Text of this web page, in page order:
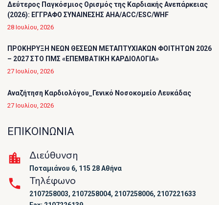
Δεύτερος Παγκόσμιος Ορισμός της Καρδιακής Ανεπάρκειας
(2026): ΕΓΓΡΑΦΟ ΣΥΝΑΙΝΕΣΗΣ AHA/ACC/ESC/WHF
28 Ιουλίου, 2026
ΠΡΟΚΗΡΥΞΗ ΝΕΩΝ ΘΕΣΕΩΝ ΜΕΤΑΠΤΥΧΙΑΚΩΝ ΦΟΙΤΗΤΩΝ 2026
– 2027 ΣΤΟ ΠΜΣ «ΕΠΕΜΒΑΤΙΚΗ ΚΑΡΔΙΟΛΟΓΙΑ»
27 Ιουλίου, 2026
Αναζήτηση Καρδιολόγου_Γενικό Νοσοκομείο Λευκάδας
27 Ιουλίου, 2026
ΕΠΙΚΟΙΝΩΝΙΑ
Διεύθυνση
Ποταμιάνου 6, 115 28 Αθήνα
Τηλέφωνο
2107258003, 2107258004, 2107258006, 2107221633